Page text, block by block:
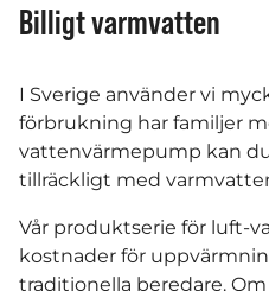
Billigt varmvatten
I Sverige använder vi
förbrukning har familjer
vattenvärmepump kan
tillräckligt med
Vår produktserie för luft-
kostnader för
traditionella beredare.